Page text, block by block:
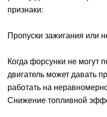
признаки:
Пропуски зажигания или
Когда форсунки не могут
двигатель может давать
работать на
Снижение топливной